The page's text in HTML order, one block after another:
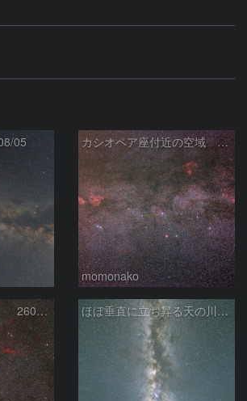
05 カシオペア座付近の空域 260720
momonako
IC1396付近の空域 260720 ほぼ垂直に立ち昇る天の川銀河